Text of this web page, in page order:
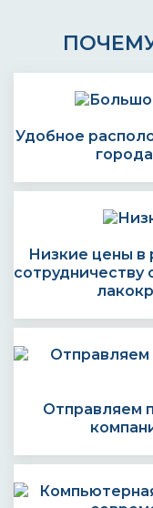
Удобное
Низкие цены в
Отправляем